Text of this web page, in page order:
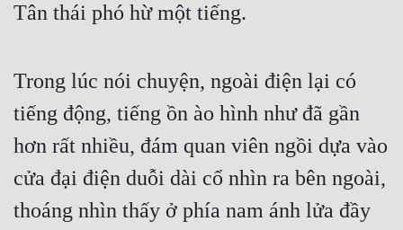
Tân thái phó hừ một tiếng.
Trong lúc nói chuyện, ngoài điện lại có
tiếng động, tiếng ồn ào hình như đã gần
hơn rất nhiều, đám quan viên ngồi dựa vào
cửa đại điện duỗi dài cổ nhìn ra bên ngoài,
thoáng nhìn thấy ở phía nam ánh lửa đầy